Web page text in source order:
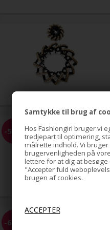
Samtykke til brug af
Hos Fashiongirl bruger vi
tredjepart til optimering,
målrette indhold. Vi
brugervenligheden på
lettere for at dig at besøge
"Accepter fuld
brugen af cookies.
-51%
-68%